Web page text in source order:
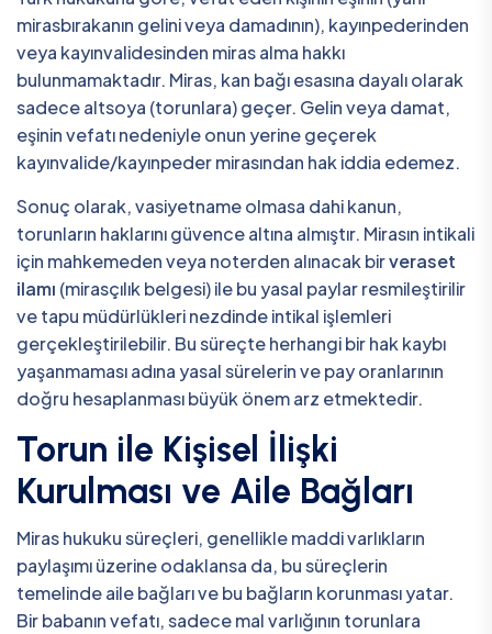
mirasbırakanın gelini veya damadının), kayınpederinden
veya kayınvalidesinden miras alma hakkı
bulunmamaktadır. Miras, kan bağı esasına dayalı olarak
sadece altsoya (torunlara) geçer. Gelin veya damat,
eşinin vefatı nedeniyle onun yerine geçerek
kayınvalide/kayınpeder mirasından hak iddia edemez.
Sonuç olarak, vasiyetname olmasa dahi kanun,
torunların haklarını güvence altına almıştır. Mirasın intikali
için mahkemeden veya noterden alınacak birveraset
ilamı (mirasçılık belgesi) ile bu yasal paylar resmileştirilir
ve tapu müdürlükleri nezdinde intikal işlemleri
gerçekleştirilebilir. Bu süreçte herhangi bir hak kaybı
yaşanmaması adına yasal sürelerin ve pay oranlarının
doğru hesaplanması büyük önem arz etmektedir.
Torun ile Kişisel İlişki
Kurulması ve Aile Bağları
Miras hukuku süreçleri, genellikle maddi varlıkların
paylaşımı üzerine odaklansa da, bu süreçlerin
temelinde aile bağları ve bu bağların korunması yatar.
Bir babanın vefatı, sadece mal varlığının torunlara